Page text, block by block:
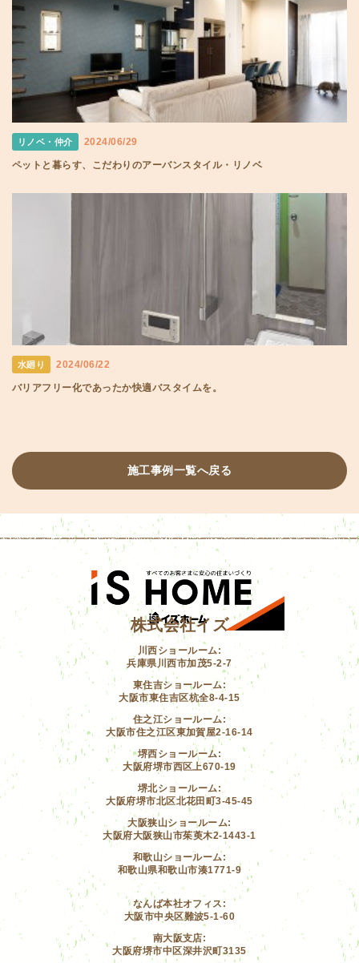
リノベ・仲介 2024/06/29
ペットと暮らす、こだわりのアーバンスタイル・リノベ
水廻り 2024/06/22
バリアフリー化であったか快適バスタイムを。
施工事例一覧へ戻る
株式会社イズ
川西ショールーム:
兵庫県川西市加茂5-2-7
東住吉ショールーム:
大阪市東住吉区杭全8-4-15
住之江ショールーム:
大阪市住之江区東加賀屋2-16-14
堺西ショールーム:
大阪府堺市西区上670-19
堺北ショールーム:
大阪府堺市北区北花田町3-45-45
大阪狭山ショールーム:
大阪府大阪狭山市茱萸木2-1443-1
和歌山ショールーム:
和歌山県和歌山市湊1771-9
なんば本社オフィス:
大阪市中央区難波5-1-60
南大阪支店:
大阪府堺市中区深井沢町3135